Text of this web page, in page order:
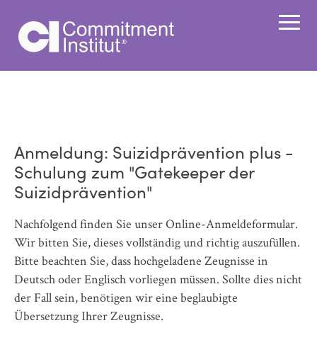
Anmeldung: Suizidprävention plus -
Schulung zum "Gatekeeper der
Suizidprävention"
Nachfolgend finden Sie unser Online-Anmeldeformular.
Wir bitten Sie, dieses vollständig und richtig auszufüllen.
Bitte beachten Sie, dass hochgeladene Zeugnisse in
Deutsch oder Englisch vorliegen müssen. Sollte dies nicht
der Fall sein, benötigen wir eine beglaubigte
Übersetzung Ihrer Zeugnisse.